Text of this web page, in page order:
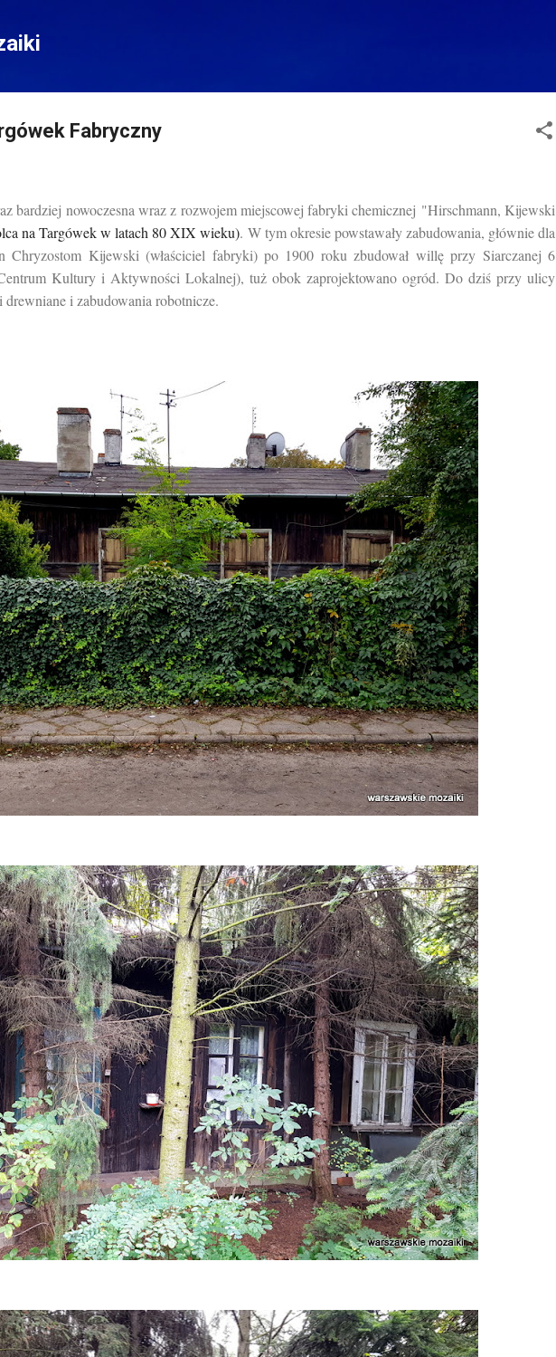
Fabryczny
bardziej nowoczesna wraz z rozwojem miejscowej fabryki chemicznej "Hirschmann, Kijewski
na Targówek w latach 80 XIX wieku). W tym okresie powstawały zabudowania, głównie dla
Chryzostom Kijewski (właściciel fabryki) po 1900 roku zbudował willę przy Siarczanej 6
Kultury i Aktywności Lokalnej), tuż obok zaprojektowano ogród. Do dziś przy ulicy
i zabudowania robotnicze.